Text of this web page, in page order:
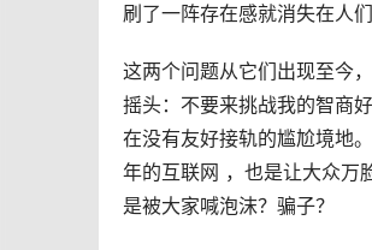
刷了一阵存在感就消失在人
这两个问题从它们出现至今
摇头：不要来挑战我的智商
在没有友好接轨的尴尬境地
年的互联网 ，也是让大众万
是被大家喊泡沫？骗子？